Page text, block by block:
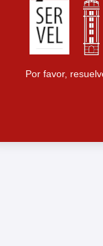
Por favor,